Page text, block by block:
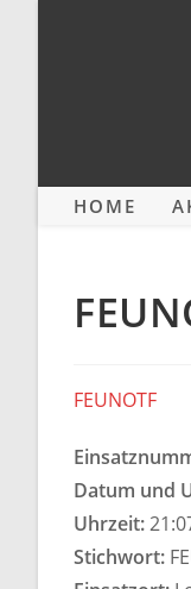
HOME
FEUNOTF
Datum und
Uhrzeit:
Stichwort: